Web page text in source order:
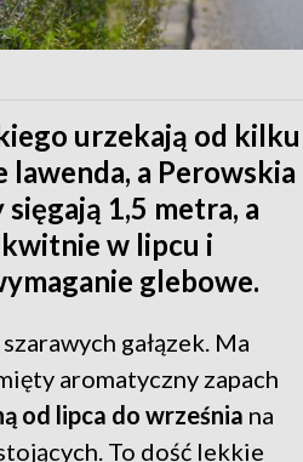
urzekają od kilku
a Perowskia
1,5 metra, a
w lipcu i
glebowe.
gałązek. Ma
aromatyczny zapach
od lipca do września na
To dość lekkie